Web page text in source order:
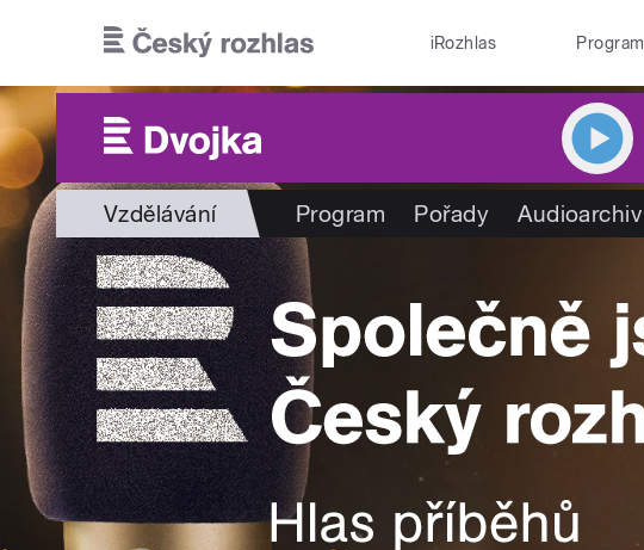
iRozhlas Program
Vzdělávání Program Pořady Audioarchiv